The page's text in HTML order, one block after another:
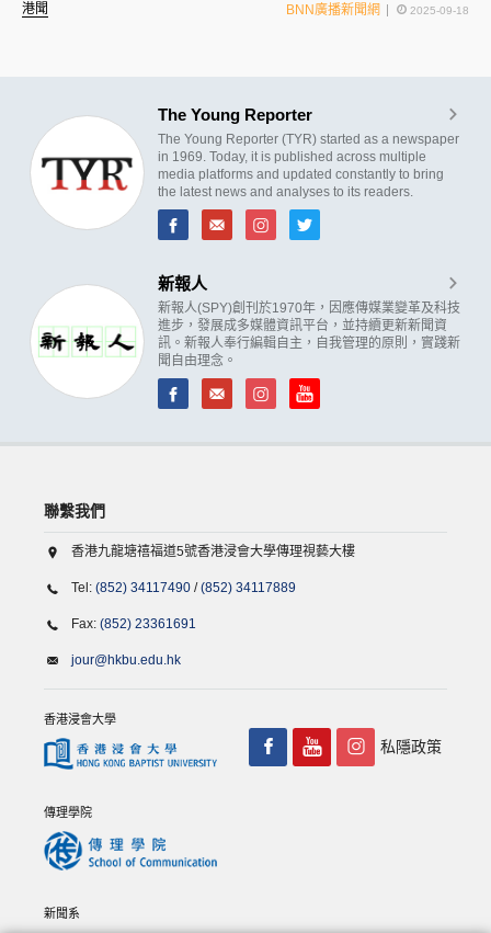
港聞 BNN廣播新聞網 2025-09-18
The Young Reporter
The Young Reporter (TYR) started as a newspaper
in 1969. Today, it is published across multiple
media platforms and updated constantly to bring
the latest news and analyses to its readers.
新報人
新報人(SPY)創刊於1970年，因應傳媒業變革及科技
進步，發展成多媒體資訊平台，並持續更新新聞資
訊。新報人奉行編輯自主，自我管理的原則，實踐新
聞自由理念。
聯繫我們
香港九龍塘禧福道5號香港浸會大學傳理視藝大樓
Tel: (852) 34117490 /(852) 34117889
Fax: (852) 23361691
jour@hkbu.edu.hk
香港浸會大學
傳理學院
新聞系
私隱政策